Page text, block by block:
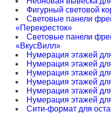
Фигурный световой
Световые панели
«Перекресток»
Световые панели
«ВкусВилл»
Нумерация этажей
Нумерация этажей
Нумерация этажей
Нумерация этажей
Нумерация этажей
Нумерация этажей
Сити-формат для